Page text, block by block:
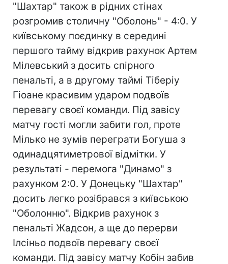
"Шахтар" також в рідних стінах
розгромив столичну "Оболонь" - 4:0. У
київському поєдинку в середині
першого тайму відкрив рахунок Артем
Мілевський з досить спірного
пенальті, а в другому таймі Тіберіу
Гіоане красивим ударом подвоїв
перевагу своєї команди. Під завісу
матчу гості могли забити гол, проте
Мілько не зумів переграти Богуша з
одинадцятиметрової відмітки. У
результаті - перемога "Динамо" з
рахунком 2:0. У Донецьку "Шахтар"
досить легко розібрався з київською
"Оболонню". Відкрив рахунок з
пенальті Жадсон, а ще до перерви
Ілсіньо подвоїв перевагу своєї
команди. Під завісу матчу Кобін забив